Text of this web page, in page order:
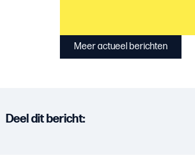
Meer actueel berichten
Deel dit bericht: